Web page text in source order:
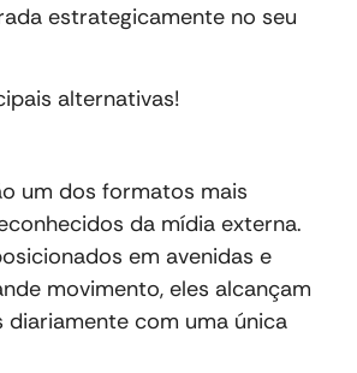
estrategicamente no seu
alternativas!
um dos formatos mais
da mídia externa.
em avenidas e
movimento, eles alcançam
diariamente com uma única